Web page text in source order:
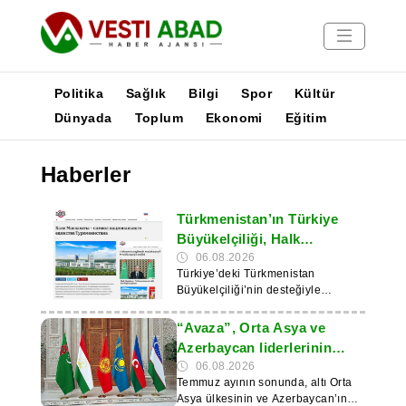
Haberler
Yayınlar
Politika Sağlık Bilgi Spor
Kültür
Dünyada
Toplum Ekonomi Eğitim
Haberler
Türkmenistan’ın Türkiye
Büyükelçiliği, Halk
Maslahatı’nın
haberleştirilmesini
destekleyecektir
06.08.2026
Türkiye’deki Türkmenistan
Büyükelçiliği’nin desteğiyle
World”, Türkmenistan Halk
Maslahatı oturumunun hazırlıklarını
ve seyrini düzenli olarak aktarmaya
başlayacak. Bu bilgi, Türkmenistan
Dışişleri Bakanlığı’nın basın ofisi
“Avaza”, Orta Asya ve
Azerbaycan liderlerinin
buluşma yeri olacak
06.08.2026
Temmuz ayının sonunda, altı Orta
Asya ülkesinin ve Azerbaycan’ın